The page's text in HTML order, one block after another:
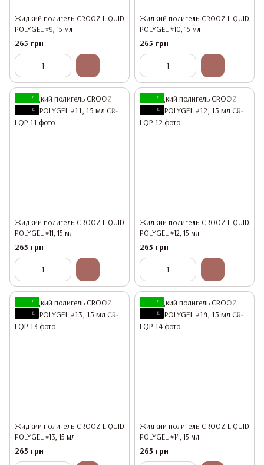
Жидкий полигель CROOZ LIQUID
POLYGEL #9, 15 мл
265 грн
Жидкий полигель CROOZ LIQUID
POLYGEL #10, 15 мл
265 грн
4
4
Жидкий полигель CROOZ LIQUID
POLYGEL #11, 15 мл
265 грн
4
4
Жидкий полигель CROOZ LIQUID
POLYGEL #12, 15 мл
265 грн
4
4
Жидкий полигель CROOZ LIQUID
POLYGEL #13, 15 мл
265 грн
4
4
Жидкий полигель CROOZ LIQUID
POLYGEL #14, 15 мл
265 грн